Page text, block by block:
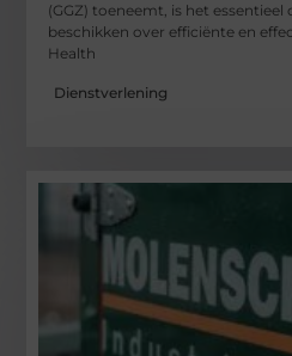
(GGZ) toeneemt, is het
beschikken over efficiënte en
Health
Dienstverlening